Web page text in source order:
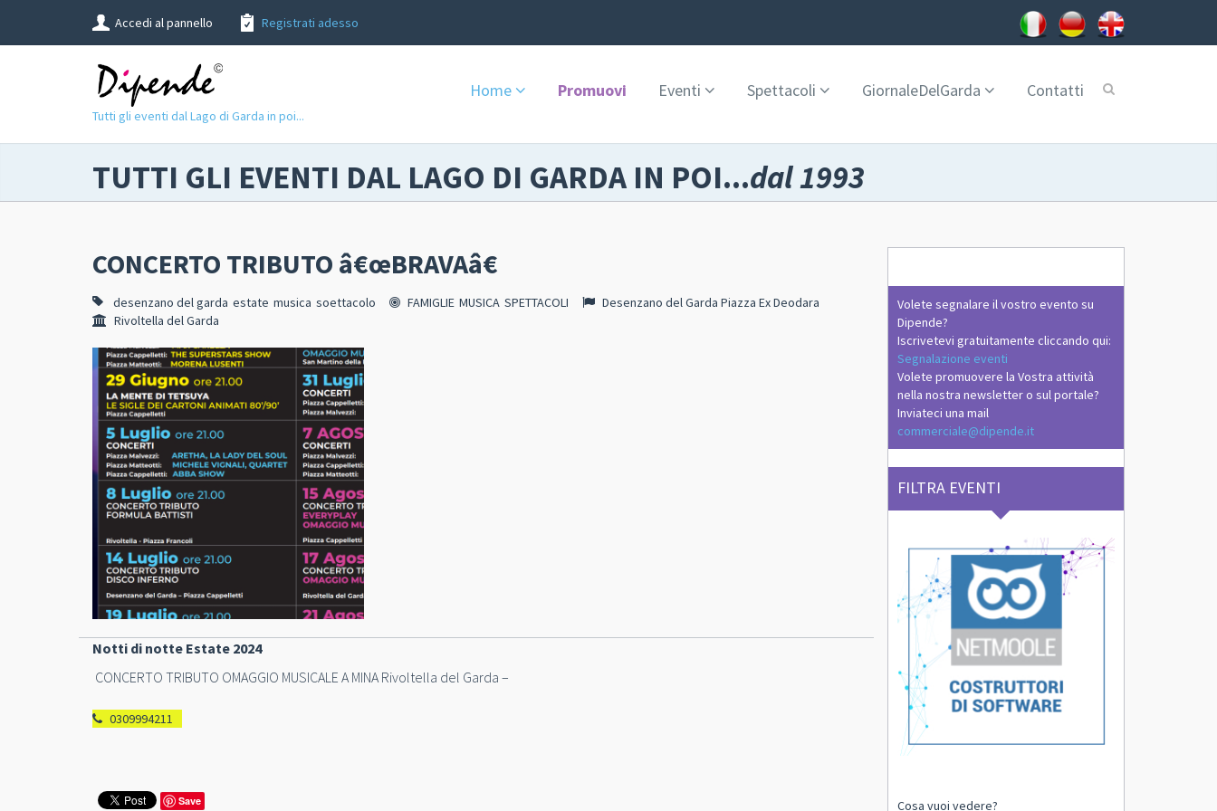
Accedi al pannello Registrati adesso
Tutti gli eventi dal Lago di Garda in poi...
Home Promuovi Eventi Spettacoli GiornaleDelGarda Contatti
TUTTI GLI EVENTI DAL LAGO DI GARDA IN POI...dal 1993
CONCERTO TRIBUTO â€œBRAVAâ€
desenzano del garda estate musica soettacolo FAMIGLIE MUSICA SPETTACOLI
Desenzano del Garda Piazza Ex Deodara
Rivoltella del Garda
Notti di notte Estate 2024
CONCERTO TRIBUTO OMAGGIO MUSICALE A MINA Rivoltella del Garda –
0309994211
Save
Volete segnalare il vostro evento su
Dipende?
Iscrivetevi gratuitamente cliccando qui:
Segnalazione eventi
Volete promuovere la Vostra attività
nella nostra newsletter o sul portale?
Inviateci una mail
commerciale@dipende.it
FILTRA EVENTI
Cosa vuoi vedere?